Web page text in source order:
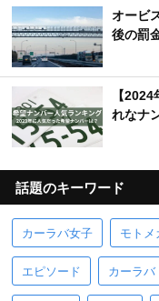
オービ
後の罰
【
れなナ
話題のキーワード
カーラバ女子 モトメ
エピソード カーラバ